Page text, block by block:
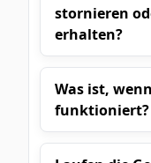
stornieren
erhalten?
Was ist,
funktioniert?